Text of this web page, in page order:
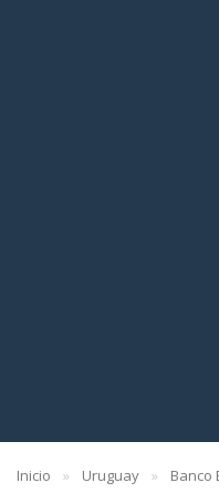
Inicio Uruguay Banco